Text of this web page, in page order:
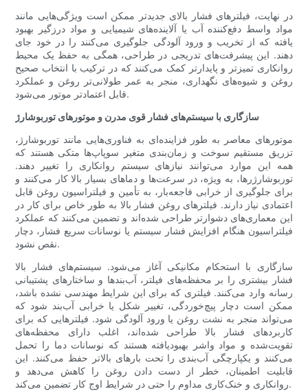
در نهایت، فیلترهای فشار بالای جدیدتر ممکن است ویژگی‌هایی مانند
مواد واسط دفع‌کننده آب یا آلاینده‌های شیمیایی و مواد درزگیر بهبود
یافته که از تخریب و ورود آلودگی جلوگیری می‌کنند را در خود جای
دهند. این پیشرفت‌های تدریجی در طراحی، همگی به حفظ یک محیط
روانکاری تمیزتر و پایدارتر کمک می‌کنند که در ترکیب با انتخاب صحیح
روغن و شیوه‌های نگهداری، منجر به عمر طولانی‌تر روغن و عملکرد
قابل اعتمادتر موتور می‌شود.
سازگاری با سیستم‌های فشار قوی مدرن و موتورهای توربوشارژ
موتورهای معاصر به طور فزاینده‌ای به فناوری‌هایی مانند توربوشارژ،
تزریق مستقیم سوخت و زمان‌بندی متغیر سوپاپ‌ها متکی هستند که
همه این موارد می‌توانند نیازهای سیستم روانکاری را تغییر دهند.
توربوشارژرها، به ویژه، در سرعت‌ها و دماهای بسیار بالا کار می‌کنند و
برای جلوگیری از خرابی فاجعه‌بار، به تأمین و فیلتراسیون روغن قابل
اعتمادی نیاز دارند. فیلترهای روغن فشار بالا به طور خاص برای کار در
این معماری‌های دشوارتر طراحی شده‌اند و تضمین می‌کنند که عملکرد
فیلتراسیون هنگام افزایش فشار سیستم یا نوسانات سریع فشار، دچار
نقص نشود.
سازگاری با استحکام مکانیکی آغاز می‌شود. سیستم‌های فشار بالا
فشار بیشتری را بر محفظه‌های فیلتر، آب‌بندها و ساختارهای پشتیبانی
رسانه وارد می‌کنند. فیلتری که برای این شرایط مهندسی نشده باشد،
ممکن است دچار پیچ‌خوردگی، تغییر شکل یا خرابی آب‌بند شود که
می‌تواند منجر به نشت روغن یا ورود آلودگی شود. فیلترهایی که برای
کاربردهای فشار بالا طراحی شده‌اند، اغلب دارای محفظه‌های
تقویت‌شده و مواد واشر بهبودیافته هستند که نوسانات دما را تحمل
می‌کنند و یکپارچگی آب‌بندی را تحت بارهای بالاتر حفظ می‌کنند. این
قابلیت اطمینان، خطر از دست دادن روغن را کاهش می‌دهد و
روانکاری و خنک‌کاری مداوم را حتی در شرایط اوج کار تضمین می‌کند.